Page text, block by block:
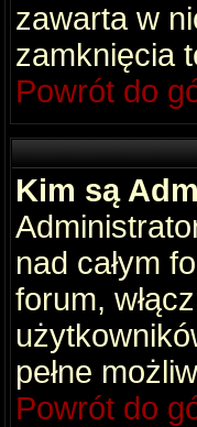
zawarta w
zamknięcia
Powrót do
Kim są
nad całym
forum,
pełne
Powrót do